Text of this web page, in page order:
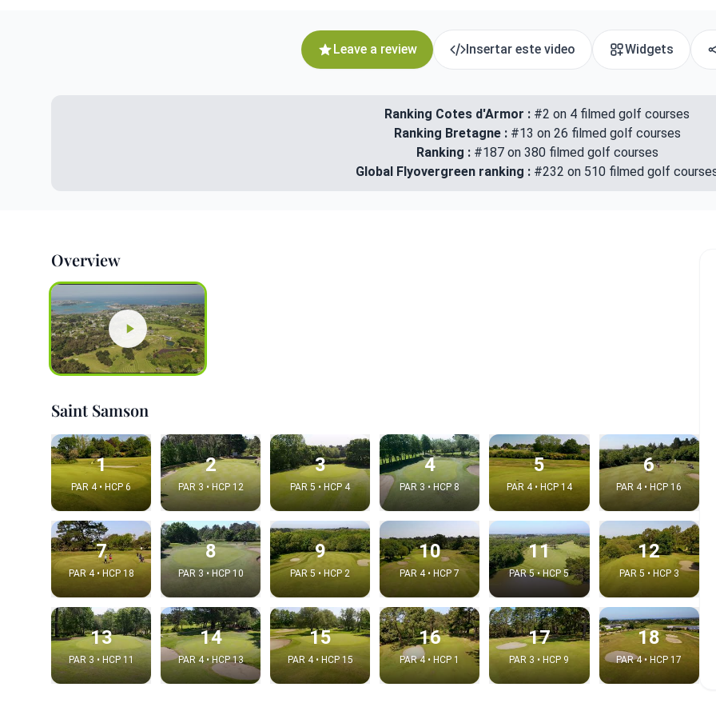
Leave a review Insertar este video Widgets
Ranking Cotes d'Armor : #2 on 4 filmed golf courses
Ranking Bretagne : #13 on 26 filmed golf courses
Ranking : #187 on 380 filmed golf courses
Global Flyovergreen ranking : #232 on 510 filmed golf
Overview
Saint Samson
1
PAR 4 • HCP 6
2
PAR 3 • HCP 12
3
PAR 5 • HCP 4
4
PAR 3 • HCP 8
5
PAR 4 • HCP 14
6
PAR 4 • HCP 16
7
PAR 4 • HCP 18
8
PAR 3 • HCP 10
9
PAR 5 • HCP 2
10
PAR 4 • HCP 7
11
PAR 5 • HCP 5
12
PAR 5 • HCP 3
13
PAR 3 • HCP 11
14
PAR 4 • HCP 13
15
PAR 4 • HCP 15
16
PAR 4 • HCP 1
17
PAR 3 • HCP 9
18
PAR 4 • HCP 17
Integrate video
Video choice: